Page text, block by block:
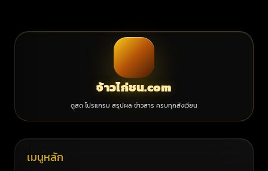
จ้าวไก่ชน.com
ดูสด โปรแกรม สรุปผล ข่าวสาร ครบทุกสังเวียน
เมนูหลัก